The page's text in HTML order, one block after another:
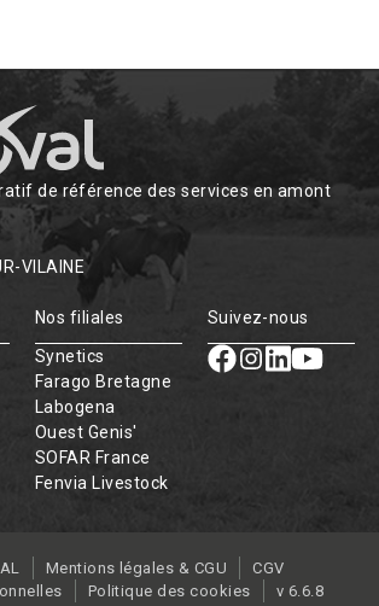
de référence des services en amont
VILAINE
Nos filiales
Synetics
Farago Bretagne
Labogena
Ouest Genis'
SOFAR France
Fenvia Livestock
Suivez-nous
Mentions légales & CGU
CGV
Politique des cookies v 6.6.8